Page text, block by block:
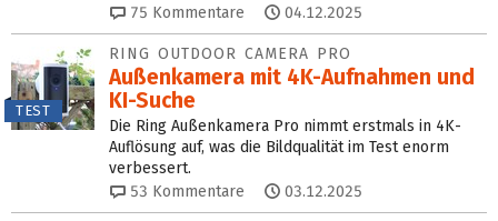
75 Kommentare 04.12.2025
TEST
RING OUTDOOR CAMERA PRO
Außenkamera mit 4K-Aufnahmen und
KI-Suche
Die Ring Außenkamera Pro nimmt erstmals in 4K-
Auflösung auf, was die Bildqualität im Test enorm
verbessert.
53 Kommentare 03.12.2025